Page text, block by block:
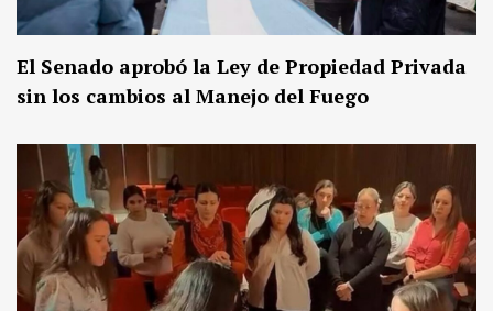
El Senado aprobó la Ley de Propiedad Privada
sin los cambios al Manejo del Fuego